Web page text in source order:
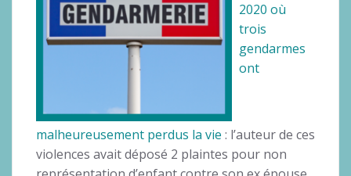
2020 où
trois
gendarmes
ont
malheureusement perdus la vie : l’auteur de ces
violences avait déposé 2 plaintes pour non